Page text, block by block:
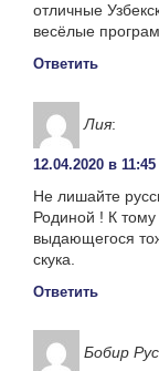
отличные
весёлые
Ответить
Лия:
12.04.2020 в 11:45
Не лишайте
Родиной ! К тому
выдающегося
скука.
Ответить
Бобир